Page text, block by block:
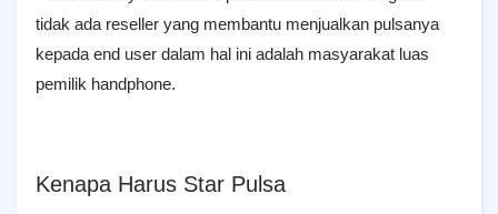
tidak ada reseller yang membantu menjualkan pulsanya
kepada end user dalam hal ini adalah masyarakat luas
pemilik handphone.
Kenapa Harus Star Pulsa